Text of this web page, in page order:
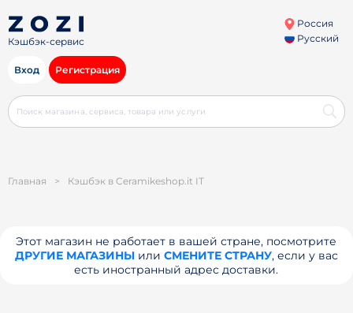
Кэшбэк-сервис
Россия
Русский
Вход Регистрация
Главная > Кэшбэк в Ceramikeshop.it IT
Этот магазин не работает в вашей стране, посмотрите
ДРУГИЕ МАГАЗИНЫили СМЕНИТЕ СТРАНУ, если у вас
есть иностранный адрес доставки.